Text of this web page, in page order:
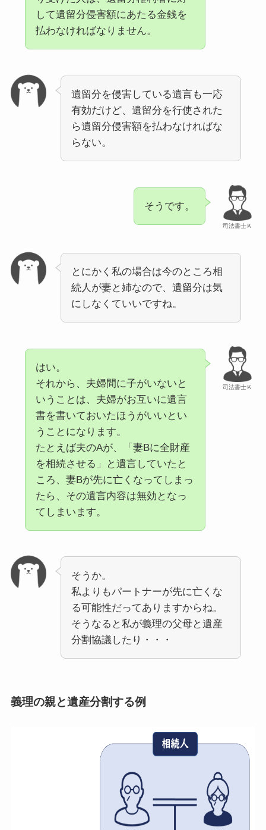
して遺留分侵害額にあたる金銭を
払わなければなりません。
遺留分を侵害している遺言も一応
有効だけど、遺留分を行使された
ら遺留分侵害額を払わなければな
らない。
司法書士Ｋ
そうです。
とにかく私の場合は今のところ相
続人が妻と姉なので、遺留分は気
にしなくていいですね。
司法書士Ｋ
はい。
それから、夫婦間に子がいないと
いうことは、夫婦がお互いに遺言
書を書いておいたほうがいいとい
うことになります。
たとえば夫のAが、「妻Bに全財産
を相続させる」と遺言していたと
ころ、妻Bが先に亡くなってしまっ
たら、その遺言内容は無効となっ
てしまいます。
そうか。
私よりもパートナーが先に亡くな
る可能性だってありますからね。
そうなると私が義理の父母と遺産
分割協議したり・・・
義理の親と遺産分割する例